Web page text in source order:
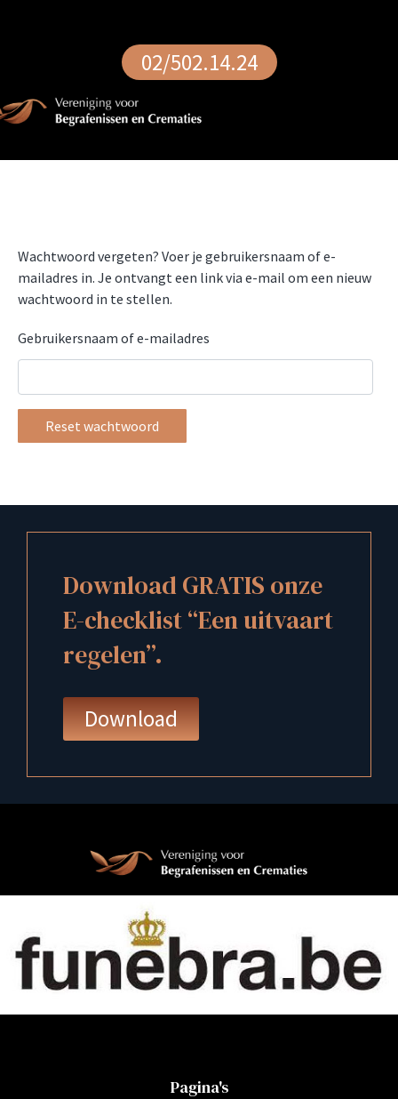
02/502.14.24
Wachtwoord vergeten? Voer je gebruikersnaam of e-
mailadres in. Je ontvangt een link via e-mail om een nieuw
wachtwoord in te stellen.
Gebruikersnaam of e-mailadres
Reset wachtwoord
Download GRATIS onze
E-checklist “Een uitvaart
regelen”.
Download
Pagina's